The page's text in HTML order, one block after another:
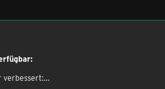
verbessert:...